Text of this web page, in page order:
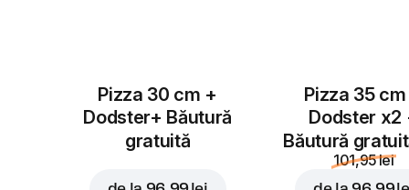
Pizza 30 cm +
Dodster+ Băutură
gratuită
Pizza 35 cm
Dodster x2
Băutură
101,95 lei